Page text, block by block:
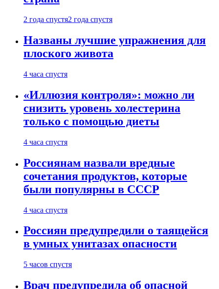
2 года спустя2 года спустя
Названы лучшие упражнения для
плоского живота
4 часа спустя
«Иллюзия контроля»: можно ли
снизить уровень холестерина
только с помощью диеты
4 часа спустя
Россиянам назвали вредные
сочетания продуктов, которые
были популярны в СССР
4 часа спустя
Россиян предупредили о таящейся
в умных унитазах опасности
5 часов спустя
Врач предупредила об опасной